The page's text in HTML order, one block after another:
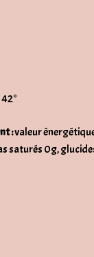
:valeur
saturés 0g,